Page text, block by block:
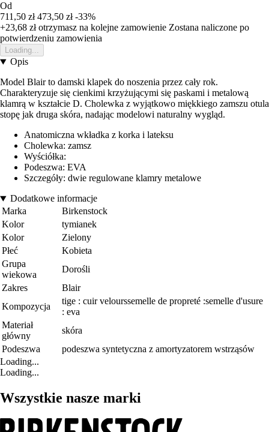
Od
711,50 zł 473,50 zł -33%
+23,68 złotrzymasz na kolejne zamowienie Zostana naliczone po
potwierdzeniu zamowienia
Loading...
Opis
Model Blair to damski klapek do noszenia przez cały rok.
Charakteryzuje się cienkimi krzyżującymi się paskami i metalową
klamrą w kształcie D. Cholewka z wyjątkowo miękkiego zamszu otula
stopę jak druga skóra, nadając modelowi naturalny wygląd.
Anatomiczna wkładka z korka i lateksu
Cholewka: zamsz
Wyściółka:
Podeszwa: EVA
Szczegóły: dwie regulowane klamry metalowe
Dodatkowe informacje
Marka
Birkenstock
Kolor
tymianek
Kolor
Zielony
Płeć
Kobieta
Grupa
wiekowa
Dorośli
Zakres
Blair
Kompozycja
tige : cuir velourssemelle de propreté :semelle d'usure
: eva
Materiał
główny
skóra
Podeszwa
podeszwa syntetyczna z amortyzatorem wstrząsów
Loading...
Loading...
Wszystkie nasze marki